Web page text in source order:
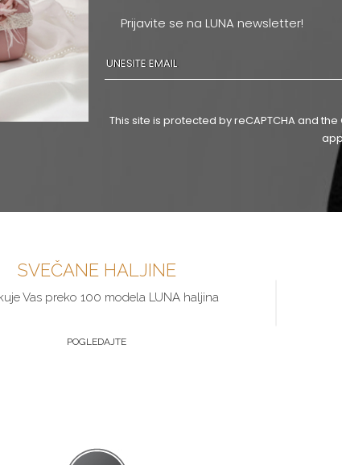
Prijavite se na LUNA newsletter!
This site is protected by reCAPTCHA and
SVEČANE HALJINE
Vas preko 100 modela LUNA haljina
POGLEDAJTE